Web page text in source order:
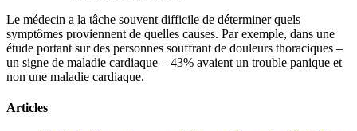
Le médecin a la tâche souvent difficile de déterminer quels
symptômes proviennent de quelles causes. Par exemple, dans une
étude portant sur des personnes souffrant de douleurs thoraciques –
un signe de maladie cardiaque – 43% avaient un trouble panique et
non une maladie cardiaque.
Articles